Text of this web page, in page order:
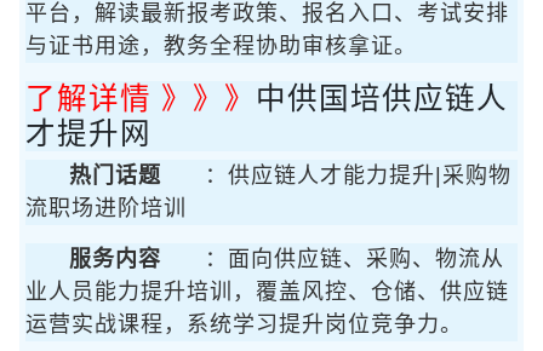
平台，解读最新报考政策、报名入口、考试安排
与证书用途，教务全程协助审核拿证。
了解详情 》》》 中供国培供应链人
才提升网
热门话题
：供应链人才能力提升|采购物
流职场进阶培训
服务内容
：面向供应链、采购、物流从
业人员能力提升培训，覆盖风控、仓储、供应链
运营实战课程，系统学习提升岗位竞争力。